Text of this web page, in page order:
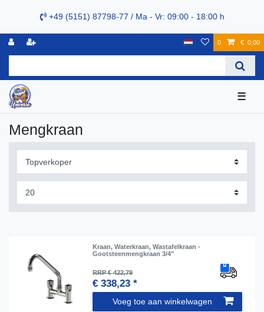
+49 (5151) 87798-77 / Ma - Vr: 09:00 - 18:00 h
0 € 0,00
☰
Mengkraan
Kraan, Waterkraan, Wastafelkraan -
Gootsteenmengkraan 3/4"
RRP € 422,79
€ 338,23 *
Voeg toe aan winkelwagen